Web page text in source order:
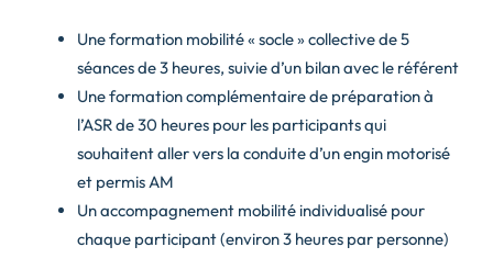
Une formation mobilité « socle » collective de 5
séances de 3 heures, suivie d’un bilan avec le référent
Une formation complémentaire de préparation à
l’ASR de 30 heures pour les participants qui
souhaitent aller vers la conduite d’un engin motorisé
et permis AM
Un accompagnement mobilité individualisé pour
chaque participant (environ 3 heures par personne)